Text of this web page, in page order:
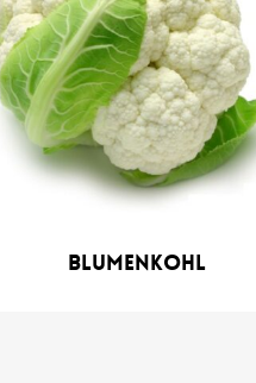
Blumenkohl